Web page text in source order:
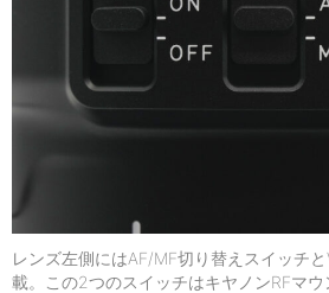
レンズ左側にはAF/MF切り替えスイッチ
載。この2つのスイッチはキヤノンRFマ